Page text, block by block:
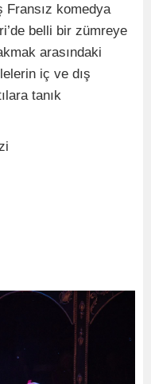
Fransız komedya
belli bir zümreye
arasındaki
iç ve dış
tanık